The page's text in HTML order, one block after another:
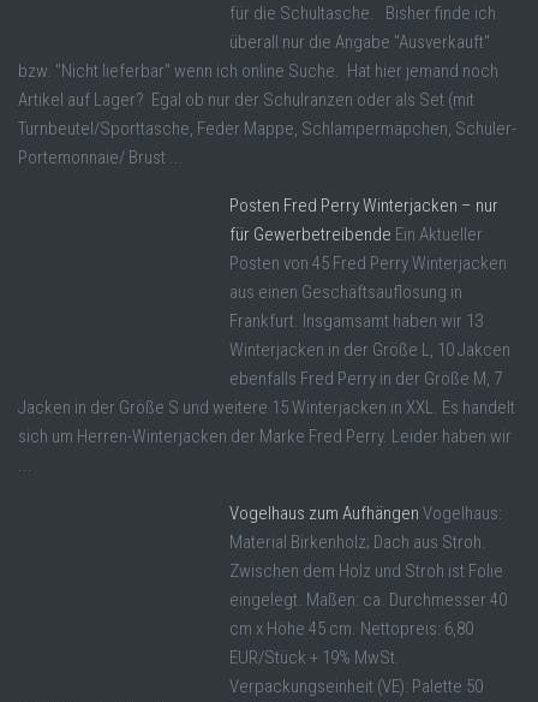
für die Schultasche. Bisher finde ich
überall nur die Angabe "Ausverkauft"
bzw. "Nicht lieferbar" wenn ich online Suche. Hat hier jemand noch
Artikel auf Lager? Egal ob nur der Schulranzen oder als Set (mit
Turnbeutel/Sporttasche, Feder Mappe, Schlampermäpchen, Schüler-
Portemonnaie/ Brust ...
Posten Fred Perry Winterjacken – nur
für Gewerbetreibende Ein Aktueller
Posten von 45 Fred Perry Winterjacken
aus einen Geschäftsauflösung in
Frankfurt. Insgamsamt haben wir 13
Winterjacken in der Größe L, 10 Jakcen
ebenfalls Fred Perry in der Größe M, 7
Jacken in der Größe S und weitere 15 Winterjacken in XXL. Es handelt
sich um Herren-Winterjacken der Marke Fred Perry. Leider haben wir
...
Vogelhaus zum Aufhängen Vogelhaus:
Material Birkenholz; Dach aus Stroh.
Zwischen dem Holz und Stroh ist Folie
eingelegt. Maßen: ca. Durchmesser 40
cm x Höhe 45 cm. Nettopreis: 6,80
EUR/Stück + 19% MwSt.
Verpackungseinheit (VE): Palette 50